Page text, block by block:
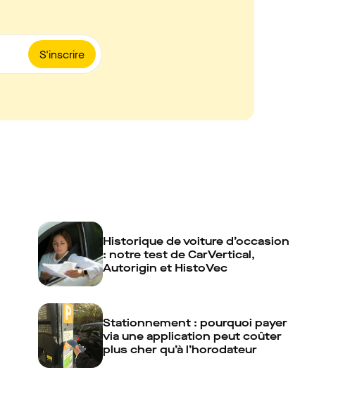
S'inscrire
Historique de voiture d’occasion
: notre test de CarVertical,
Autorigin et HistoVec
Stationnement : pourquoi payer
via une application peut coûter
plus cher qu’à l’horodateur